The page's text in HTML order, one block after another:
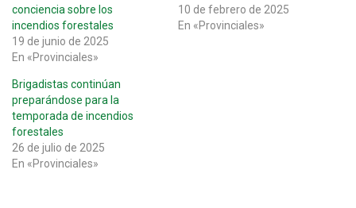
conciencia sobre los
incendios forestales
19 de junio de 2025
En «Provinciales»
10 de febrero de 2025
En «Provinciales»
Brigadistas continúan
preparándose para la
temporada de incendios
forestales
26 de julio de 2025
En «Provinciales»